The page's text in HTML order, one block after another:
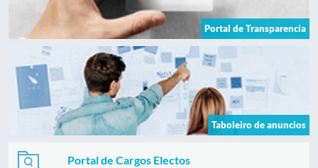
Portal de Transparencia
Taboleiro de anuncios
Portal de Cargos Electos